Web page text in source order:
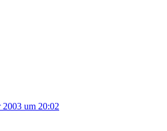
2003 um 20:02